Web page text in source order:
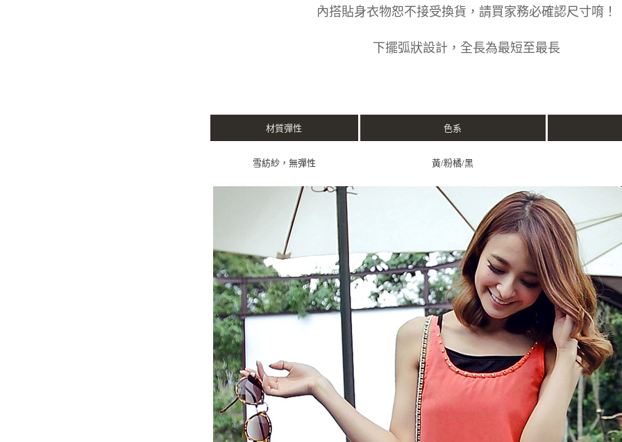
內搭貼身衣物恕不接受換貨，請買家務必確認尺寸唷！
下擺弧狀設計，全長為最短至最長
材質彈性 色系
雪紡紗，無彈性 黃/粉橘/黑